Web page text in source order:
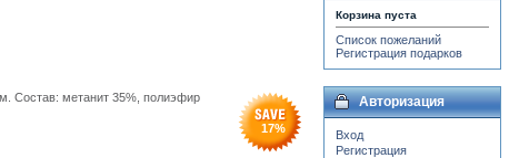
Состав: метанит 35%, полиэфир
17%
Корзина пуста
Список пожеланий
Регистрация подарков
Авторизация
Вход
Регистрация